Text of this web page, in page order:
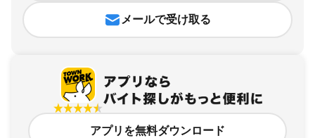
メールで受け取る
アプリを無料ダウンロード